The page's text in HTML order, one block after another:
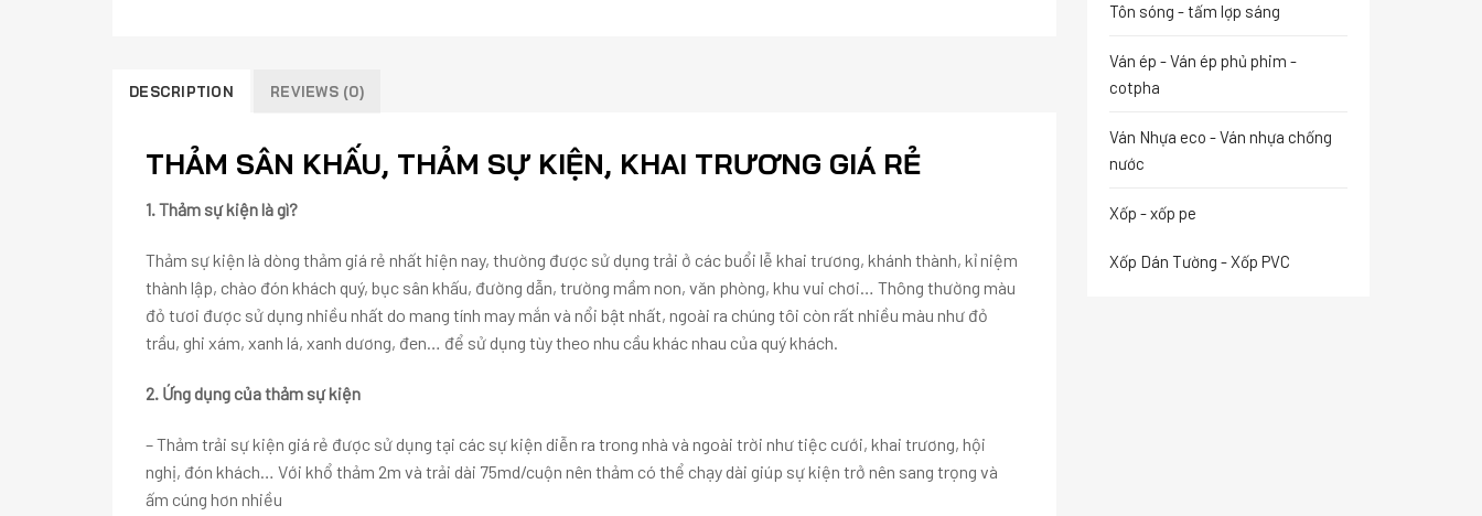
Tôn sóng - tấm lợp sáng
Ván ép - Ván ép phủ phim -
cotpha
Ván Nhựa eco - Ván nhựa chống
nước
Xốp - xốp pe
Xốp Dán Tường - Xốp PVC
DESCRIPTION REVIEWS (0)
THẢM SÂN KHẤU, THẢM SỰ KIỆN, KHAI TRƯƠNG GIÁ RẺ
1. Thảm sự kiện là gì?
Thảm sự kiện là dòng thảm giá rẻ nhất hiện nay, thường được sử dụng trải ở các buổi lễ khai trương, khánh thành, kỉ niệm
thành lập, chào đón khách quý, bục sân khấu, đường dẫn, trường mầm non, văn phòng, khu vui chơi… Thông thường màu
đỏ tươi được sử dụng nhiều nhất do mang tính may mắn và nổi bật nhất, ngoài ra chúng tôi còn rất nhiều màu như đỏ
trầu, ghi xám, xanh lá, xanh dương, đen… để sử dụng tùy theo nhu cầu khác nhau của quý khách.
2. Ứng dụng của thảm sự kiện
– Thảm trải sự kiện giá rẻ được sử dụng tại các sự kiện diễn ra trong nhà và ngoài trời như tiệc cưới, khai trương, hội
nghị, đón khách… Với khổ thảm 2m và trải dài 75md/cuộn nên thảm có thể chạy dài giúp sự kiện trở nên sang trọng và
ấm cúng hơn nhiều